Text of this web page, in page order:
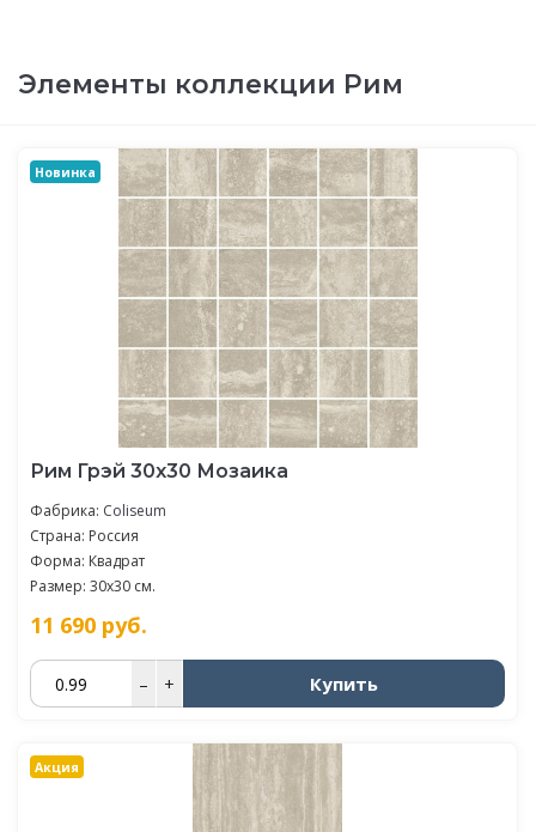
Элементы коллекции Рим
Новинка
Рим Грэй 30x30 Мозаика
Фабрика: Coliseum
Страна: Россия
Форма: Квадрат
Размер: 30x30 см.
11 690 руб.
– + Купить
Акция